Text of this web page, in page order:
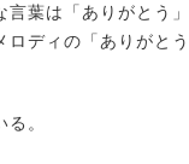
葉は「ありがとう
ディの「ありがと
。